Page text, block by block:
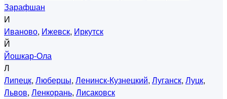
Зарафшан
И
Иваново, Ижевск, Иркутск
Й
Йошкар-Ола
Л
Липецк, Люберцы, Ленинск-Кузнецкий, Луганск, Луцк,
Львов, Ленкорань, Лисаковск